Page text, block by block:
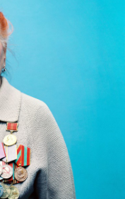
zoals
de
en de
laat zien
smeedt die
reiken.
van 9